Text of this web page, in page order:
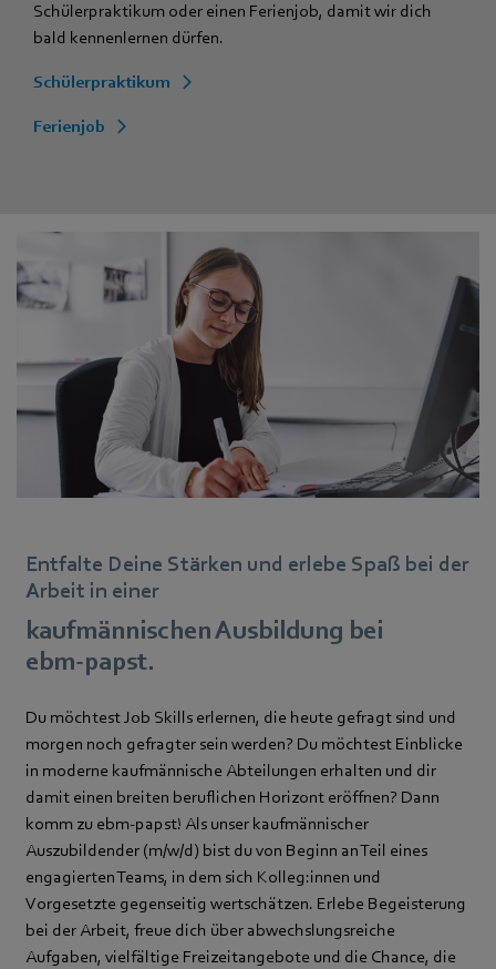
Schülerpraktikum oder einen Ferienjob, damit wir dich
bald kennenlernen dürfen.
Schülerpraktikum
Ferienjob
Entfalte Deine Stärken und erlebe Spaß bei der
Arbeit in einer
kaufmännischen Ausbildung bei
ebm‑papst.
Du möchtest Job Skills erlernen, die heute gefragt sind und
morgen noch gefragter sein werden? Du möchtest Einblicke
in moderne kaufmännische Abteilungen erhalten und dir
damit einen breiten beruflichen Horizont eröffnen? Dann
komm zu ebm‑papst! Als unser kaufmännischer
Auszubildender (m/w/d) bist du von Beginn an Teil eines
engagierten Teams, in dem sich Kolleg:innen und
Vorgesetzte gegenseitig wertschätzen. Erlebe Begeisterung
bei der Arbeit, freue dich über abwechslungsreiche
Aufgaben, vielfältige Freizeitangebote und die Chance, die